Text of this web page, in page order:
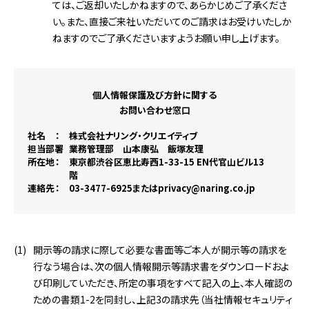
ては、ご返却いたしかねますので、あらかじめご了承くださ
い。また、直接ご来社いただいてのご請求はお受けいたしか
ねますのでご了承くださいますようお願い申し上げます。
個人情報保護及び方針に関する
お問い合わせ窓口
社名
株式会社ナリング・クリエイティブ
担当部署 業務管理部 山本康弘 飯塚友理
所在地
東京都渋谷区恵比寿西1-33-15 EN代官山ビル13
階
連絡先
03-3477-6925またはprivacy@naring.co.jp
開示等の請求に際して必要な書面等ご本人が開示等の請求を
行なう場合は、次の個人情報開示等請求書をダウンロードおよ
び印刷していただき、所定の事項をすべて記入の上、本人確認の
ための書類1-2を同封し、上記3の請求先（当社情報セキュリティ